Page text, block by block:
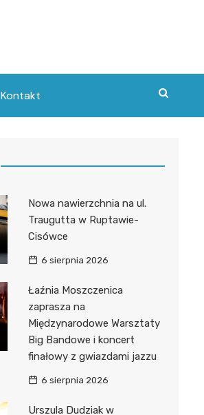
Kontakt
Nowa nawierzchnia na ul.
Traugutta w Ruptawie-
Cisówce
6 sierpnia 2026
Łaźnia Moszczenica
zaprasza na
Międzynarodowe Warsztaty
Big Bandowe i koncert
finałowy z gwiazdami jazzu
6 sierpnia 2026
Urszula Dudziak w